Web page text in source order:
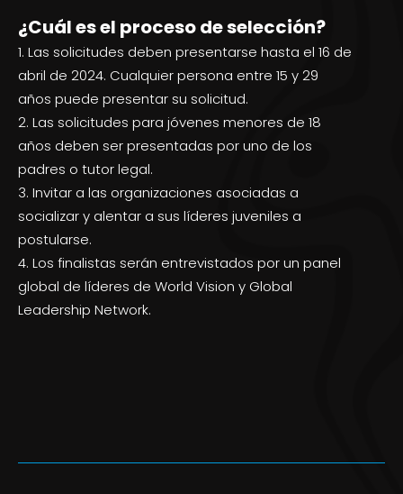
¿Cuál es el proceso de selección?
Las solicitudes deben presentarse hasta el 16 de
abril de 2024. Cualquier persona entre 15 y 29
años puede presentar su solicitud.
2. Las solicitudes para jóvenes menores de 18
años deben ser presentadas por uno de los
padres o tutor legal.
3. Invitar a las organizaciones asociadas a
socializar y alentar a sus líderes juveniles a
postularse.
4. Los finalistas serán entrevistados por un panel
global de líderes de World Vision y Global
Leadership Network.